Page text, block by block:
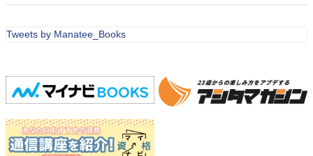
Tweets by Manatee_Books